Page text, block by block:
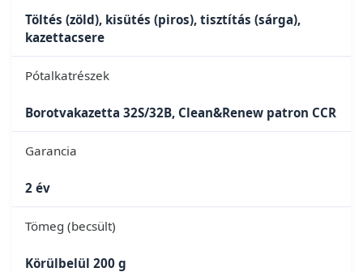
Töltés (zöld), kisütés (piros), tisztítás (sárga),
kazettacsere
Pótalkatrészek
Borotvakazetta 32S/32B, Clean&Renew patron CCR
Garancia
2 év
Tömeg (becsült)
Körülbelül 200 g